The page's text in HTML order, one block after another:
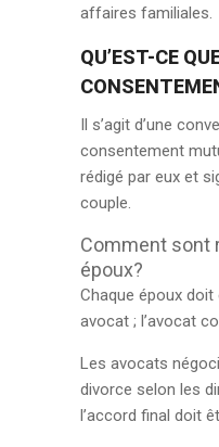
affaires familiales.
QU’EST-CE
Il s’agit d’une
consentement
rédigé par eux et
couple.
Comment sont
époux?
Chaque époux
avocat ; l’avocat
Les avocats
divorce selon les
l’accord final doit